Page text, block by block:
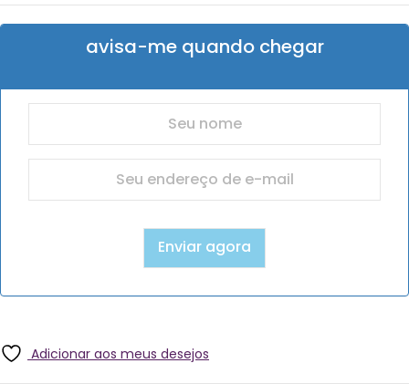
avisa-me quando chegar
Adicionar aos meus desejos